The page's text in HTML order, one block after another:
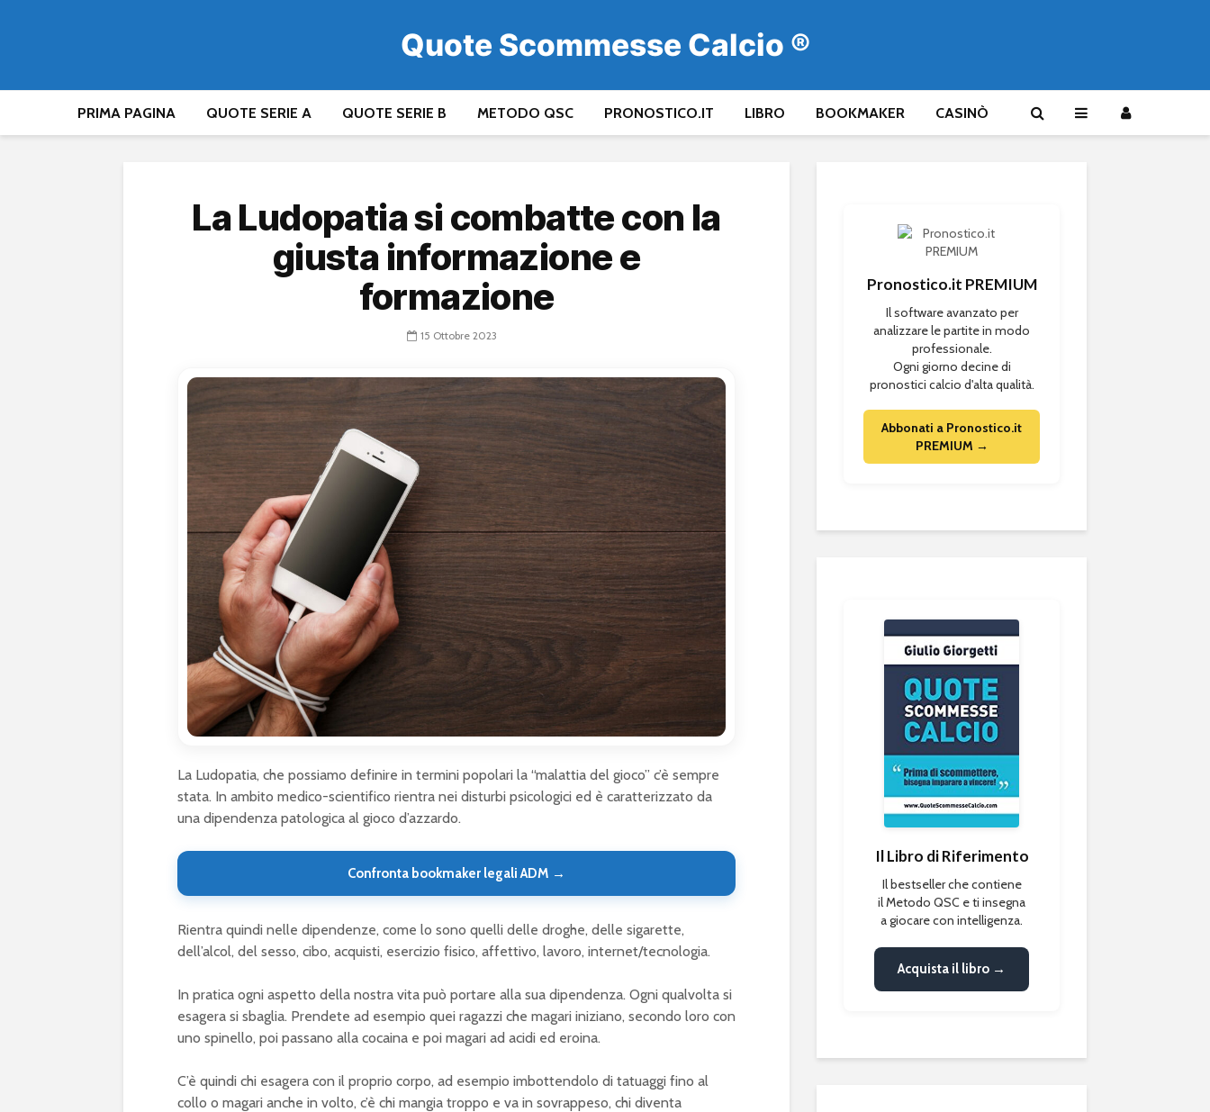
Quote Scommesse Calcio ®
PRIMA PAGINA QUOTE SERIE A QUOTE SERIE B METODO QSC PRONOSTICO.IT LIBRO BOOKMAKER CASINÒ
La Ludopatia si combatte con la
giusta informazione e
formazione
15 Ottobre 2023
La Ludopatia, che possiamo definire in termini popolari la “malattia del gioco” c’è sempre
stata. In ambito medico-scientifico rientra nei disturbi psicologici ed è caratterizzato da
una dipendenza patologica al gioco d’azzardo.
Confronta bookmaker legali ADM →
Rientra quindi nelle dipendenze, come lo sono quelli delle droghe, delle sigarette,
dell’alcol, del sesso, cibo, acquisti, esercizio fisico, affettivo, lavoro, internet/tecnologia.
In pratica ogni aspetto della nostra vita può portare alla sua dipendenza. Ogni qualvolta si
esagera si sbaglia. Prendete ad esempio quei ragazzi che magari iniziano, secondo loro con
uno spinello, poi passano alla cocaina e poi magari ad acidi ed eroina.
C’è quindi chi esagera con il proprio corpo, ad esempio imbottendolo di tatuaggi fino al
collo o magari anche in volto, c’è chi mangia troppo e va in sovrappeso, chi diventa
Pronostico.it PREMIUM
Il software avanzato per
analizzare le partite in modo
professionale.
Ogni giorno decine di
pronostici calcio d'alta qualità.
Abbonati a Pronostico.it
PREMIUM →
Il Libro di Riferimento
Il bestseller che contiene
il Metodo QSC e ti insegna
a giocare con intelligenza.
Acquista il libro →